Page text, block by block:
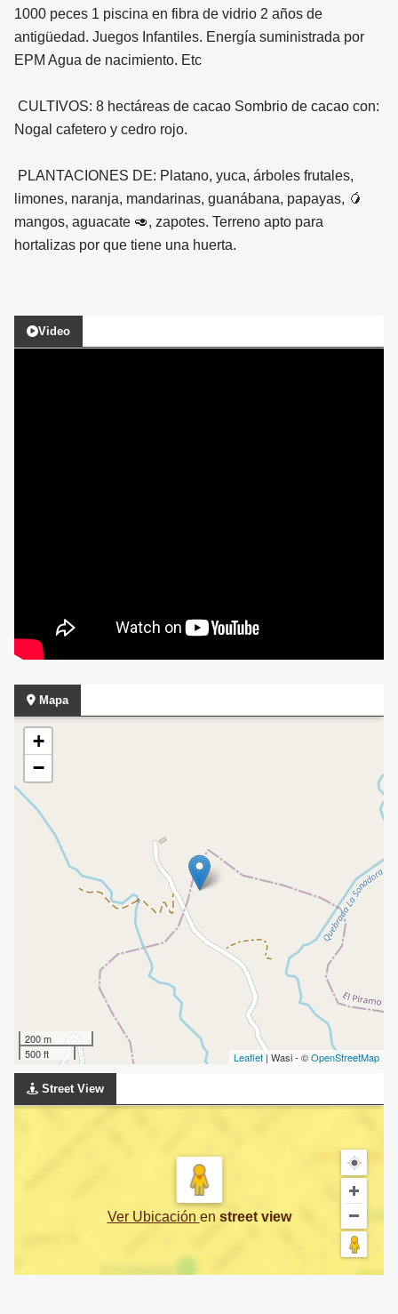
1000 peces 1 piscina en fibra de vidrio 2 años de
antigüedad. Juegos Infantiles. Energía suministrada por
EPM Agua de nacimiento. Etc
CULTIVOS: 8 hectáreas de cacao Sombrio de cacao con:
Nogal cafetero y cedro rojo.
PLANTACIONES DE: Platano, yuca, árboles frutales,
limones, naranja, mandarinas, guanábana, papayas, 🥭
mangos, aguacate 🥑, zapotes. Terreno apto para
hortalizas por que tiene una huerta.
Video
Mapa
+
−
200 m
500 ft
Leaflet | Wasi - ©OpenStreetMap
Street View
Ver Ubicación en street view